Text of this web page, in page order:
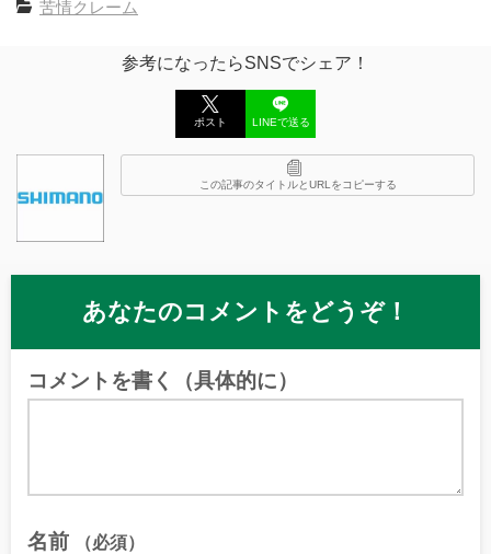
苦情クレーム
参考になったらSNSでシェア！
ポスト LINEで送る
この記事のタイトルとURLをコピーする
あなたのコメントをどうぞ！
コメントを書く（具体的に）
名前 （必須）